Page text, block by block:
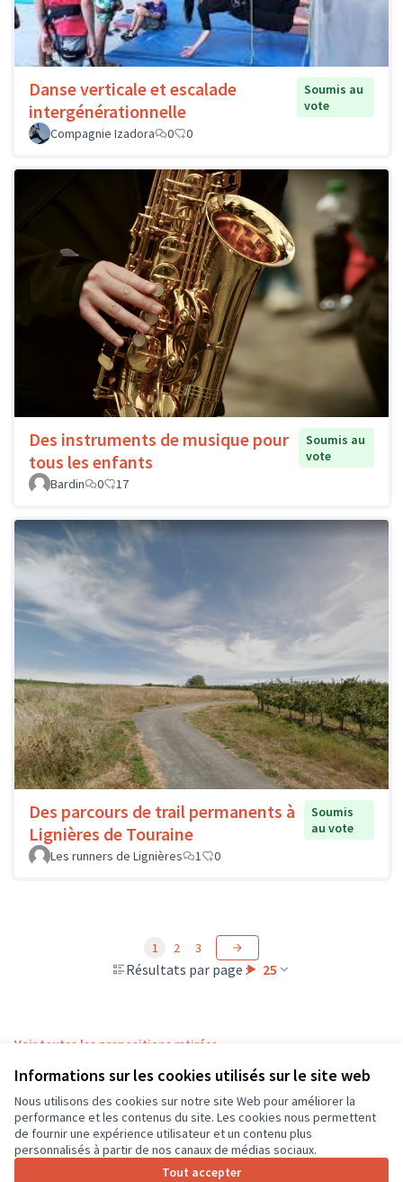
Informations sur les cookies utilisés sur le site web
Nous utilisons des cookies sur notre site Web pour améliorer la
performance et les contenus du site. Les cookies nous permettent
de fournir une expérience utilisateur et un contenu plus
personnalisés à partir de nos canaux de médias sociaux.
Tout accepter
Danse verticale et escalade
intergénérationnelle
Soumis au
vote
Compagnie Izadora
0 0
Des instruments de musique pour
tous les enfants
Soumis au
vote
Bardin
0 17
Des parcours de trail permanents à
Lignières de Touraine
Soumis
au vote
Les runners de Lignières
1 0
Résultats par page : 25
1 2 3
Voir toutes les propositions retirées
Conditions d'utilisation
Paramètres des cookies
CD37 sur X
(Lien externe)
CD37 sur Facebook
CD37 sur Instagram
CD37 sur YouTube
(Lien externe)